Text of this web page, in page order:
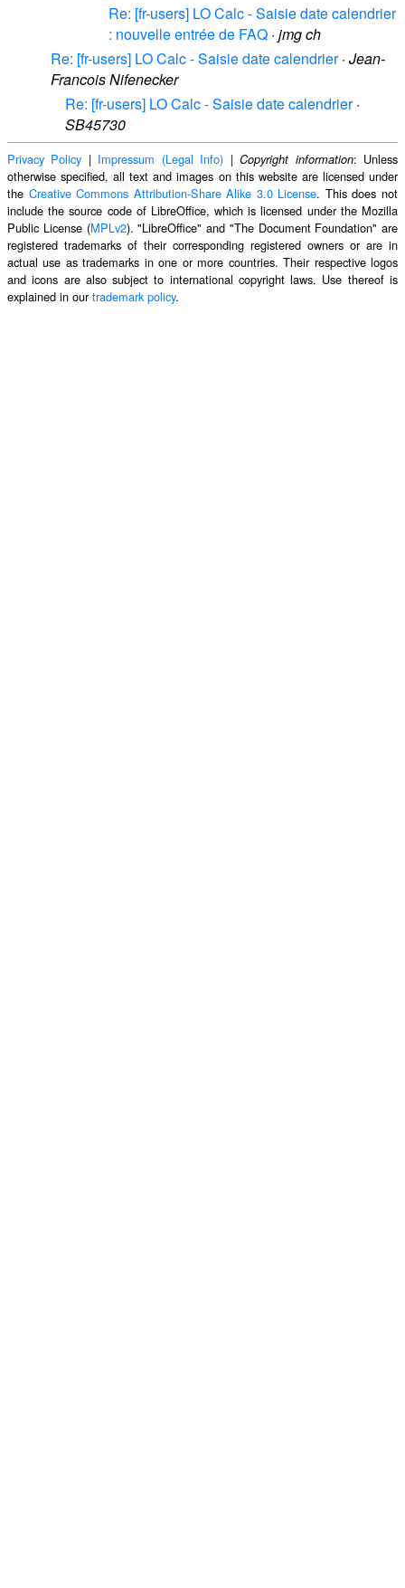
Re: [fr-users] LO Calc - Saisie date calendrier
: nouvelle entrée de FAQ · jmg ch
Re: [fr-users] LO Calc - Saisie date calendrier· Jean-
Francois Nifenecker
Re: [fr-users] LO Calc - Saisie date calendrier·
SB45730
Privacy Policy | Impressum (Legal Info) |Copyright information: Unless
otherwise specified, all text and images on this website are licensed under
the Creative Commons Attribution-Share Alike 3.0 License. This does not
include the source code of LibreOffice, which is licensed under the Mozilla
Public License (MPLv2). "LibreOffice" and "The Document Foundation" are
registered trademarks of their corresponding registered owners or are in
actual use as trademarks in one or more countries. Their respective logos
and icons are also subject to international copyright laws. Use thereof is
explained in ourtrademark policy.